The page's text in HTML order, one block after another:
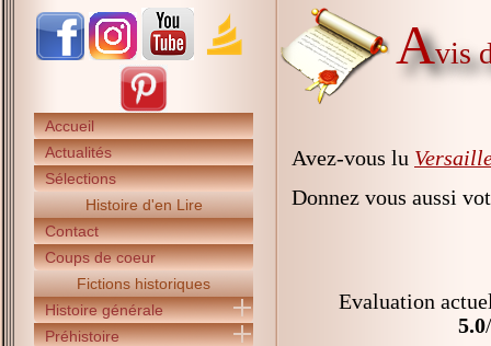
Accueil
Actualités
Sélections
Histoire d'en Lire
Contact
Coups de coeur
Fictions historiques
Histoire générale
Préhistoire
Avis
Avez-vous lu
Donnez vous aussi
Evaluation
5.0